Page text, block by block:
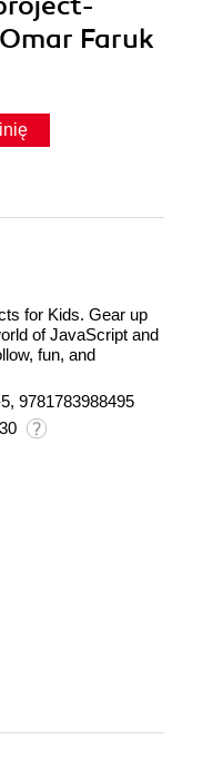
Faruk
for Kids. Gear up
of JavaScript and
fun, and
9781783988495